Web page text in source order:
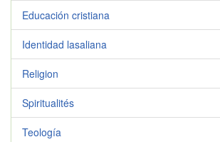
Educación cristiana
Identidad lasaliana
Religion
Spiritualités
Teología